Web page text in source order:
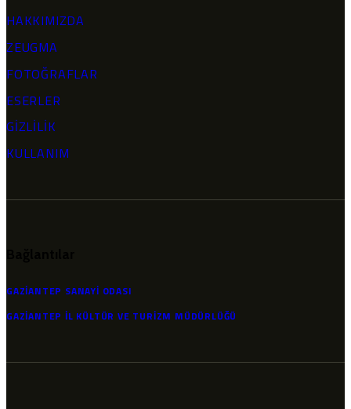
HAKKIMIZDA
ZEUGMA
FOTOĞRAFLAR
ESERLER
GİZLİLİK
KULLANIM
GAZIANTEP SANAYI ODASI
GAZIANTEP İL KÜLTÜR VE TURIZM MÜDÜRLÜĞÜ